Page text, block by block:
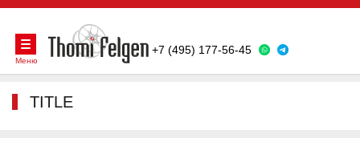
+7 (495) 177-56-45
Меню
TITLE